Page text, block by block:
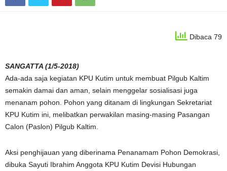
Dibaca 79
SANGATTA (1/5-2018)
Ada-ada saja kegiatan KPU Kutim untuk membuat Pilgub Kaltim
semakin damai dan aman, selain menggelar sosialisasi juga
menanam pohon. Pohon yang ditanam di lingkungan Sekretariat
KPU Kutim ini, melibatkan perwakilan masing-masing Pasangan
Calon (Paslon) Pilgub Kaltim.
Aksi penghijauan yang diberinama Penanamam Pohon Demokrasi,
dibuka Sayuti Ibrahim Anggota KPU Kutim Devisi Hubungan